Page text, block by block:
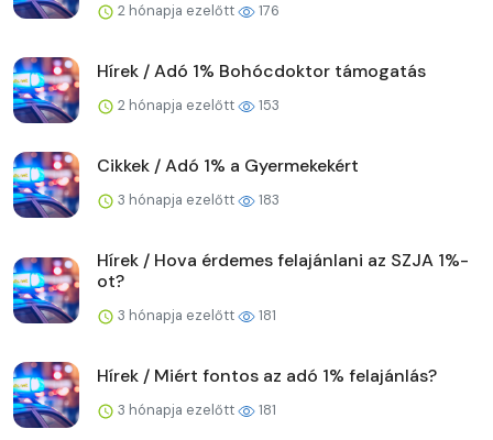
2 hónapja ezelőtt 176
Hírek / Adó 1% Bohócdoktor támogatás
2 hónapja ezelőtt 153
Cikkek / Adó 1% a Gyermekekért
3 hónapja ezelőtt 183
Hírek / Hova érdemes felajánlani az SZJA 1%-
ot?
3 hónapja ezelőtt 181
Hírek / Miért fontos az adó 1% felajánlás?
3 hónapja ezelőtt 181